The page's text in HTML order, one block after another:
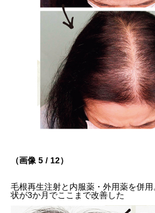
（画像 5 / 12）
毛根再生注射と内服薬・外用薬を併
状が3か月でここまで改善した